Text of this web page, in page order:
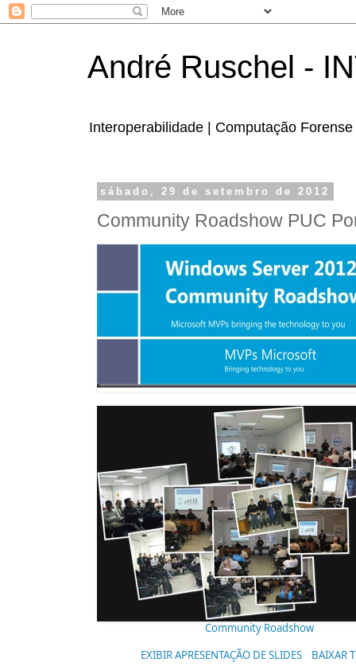
André Ruschel -
Interoperabilidade | Computação
sábado, 29 de setembro de 2012
Community Roadshow PUC
Community Roadshow
EXIBIR APRESENTAÇÃO DE SLIDES
BAIXAR